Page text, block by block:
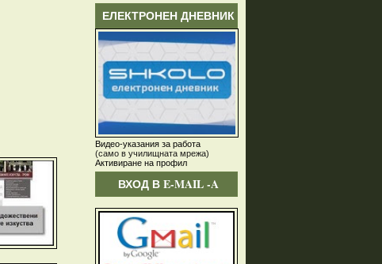
ЕЛЕКТРОНЕН ДНЕВНИК
Видео-указания за работа
(само в училищната мрежа)
Активиране на профил
ВХОД В E-MAIL -A